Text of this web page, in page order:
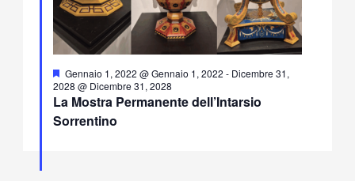
La Mostra Permanente dell’Intarsio
Sorrentino
Segnalati
Gennaio 1, 2022 @ Gennaio 1, 2022 - Dicembre 31,
2028 @ Dicembre 31, 2028